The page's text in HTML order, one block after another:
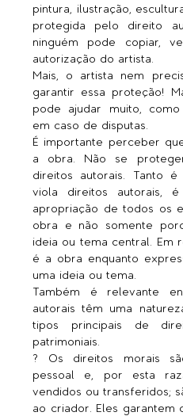
pintura, ilustração,
protegida pelo direito
ninguém pode copiar,
autorização do artista.
Mais, o artista nem
garantir essa proteção!
pode ajudar muito,
em caso de disputas.
É importante perceber
a obra. Não se
direitos autorais. Tanto
viola direitos autorais,
apropriação de todos os
obra e não somente
ideia ou tema central. Em
é a obra enquanto
uma ideia ou tema.
Também é relevante
autorais têm uma
tipos principais de
patrimoniais.
? Os direitos morais
pessoal e, por esta
vendidos ou transferidos;
ao criador. Eles garantem